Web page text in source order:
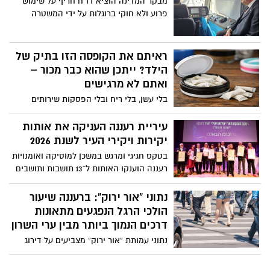
פרוע ולא חוקי ברוגלות על ידי המשטרה
ראיתם את הקופסה הזו בתיק של
הילד? ייתכן שהוא כבר מכור –
ואתם לא מרגישים
בלי עשן, בלי ריח ובלי הפסקות שירותים
חשודות: שקיות הניקוטין הן ההתמכרות
השקטה החדשה שמחלחלת לבתי הספר –
מתחת לאף של ההורים והמורים גם יחד.
מסוכנת שמתפשטת במהירות בקרב בני נוער.
עיריית רעננה העניקה את אותות
יקירות ויקירי העיר לשנת 2026
בטקס חגיגי ומרגש במשכן למוסיקה ואומנויות
רעננה הוענקו האותות ל־13 תושבות ותושבים
על פועלם הציבורי ותרומתם רבת השנים לעיר
ולתושביה
נתוני “אור ירוק”: ברעננה שיעור
הולכי הרגל הנפגעים מתאונות
דרכים הנמוך ביותר מבין ערי השרון
נתוני עמותת “אור ירוק” מצביעים על דירוג
הערים שבהן נפגע מספר הולכי הרגל הגבוה